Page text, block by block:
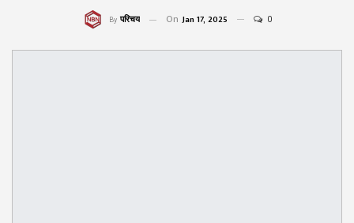
By परिचय On Jan 17, 2025 0